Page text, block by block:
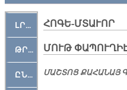
ԼՐԱՀՈՍ
ԹՐՔԱՀԱՅ ԿԵԱՆՔ
ԸՆԿԵՐԱՄՇԱԿՈՒԹԱՅԻՆ
ՀՈԳԵ-ՄՏԱՒՈՐ
ՄՈՒԹ
ՄԱՇ­ՏՈՑ ՔԱ­ՀԱ­ՆԱՅ